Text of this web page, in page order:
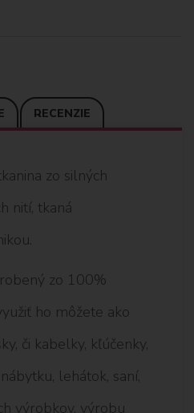
RECENZIE
zo silných
nití, tkaná
zo 100%
ho môžete ako
či kabelky, kľúčenky,
lehátok, saní,
výrobkov, výrobu